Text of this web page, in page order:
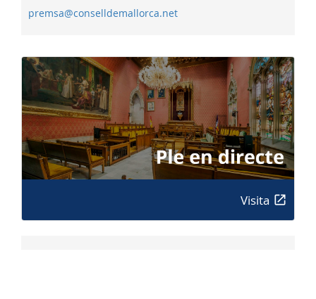
premsa@conselldemallorca.net
Visita